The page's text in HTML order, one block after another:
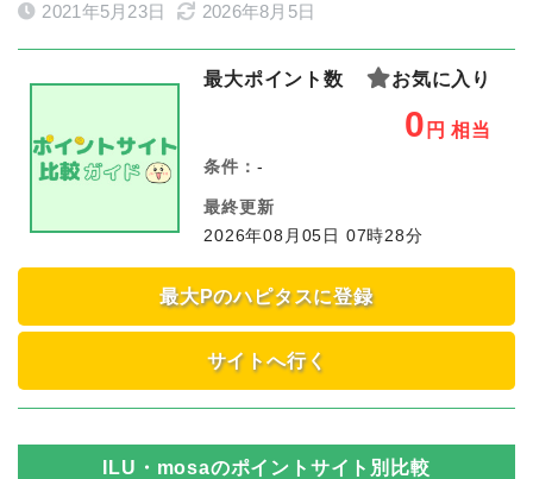
2021年5月23日 2026年8月5日
最大ポイント数 お気に入り
0 円 相当
条件： -
最終更新
2026年08月05日 07時28分
最大Pのハピタスに登録
サイトへ行く
ILU・mosaのポイントサイト別比較